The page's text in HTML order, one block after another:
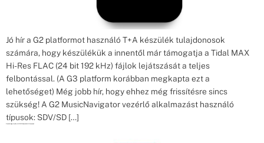
Jó hír a G2 platformot használó T+A készülék tulajdonosok
számára, hogy készülékük a innentől már támogatja a Tidal MAX
Hi-Res FLAC (24 bit 192 kHz) fájlok lejátszását a teljes
felbontással. (A G3 platform korábban megkapta ezt a
lehetőséget) Még jobb hír, hogy ehhez még frissítésre sincs
szükség! A G2 MusicNavigator vezérlő alkalmazást használó
típusok: SDV/SD […]
Cambridge Audio AXN10 bemutató Stereonet